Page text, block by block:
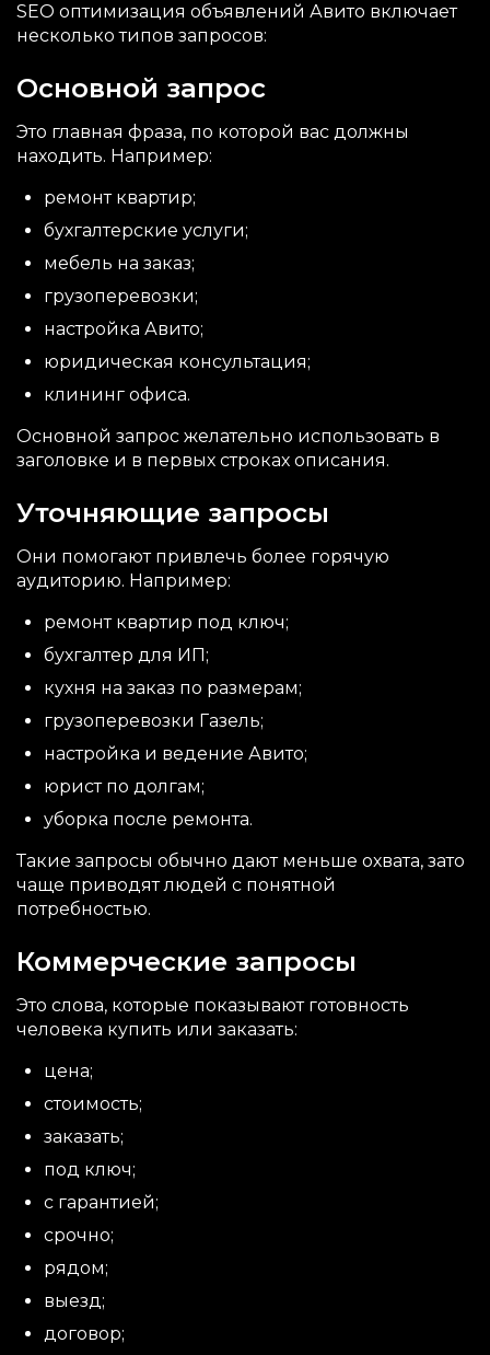
SEO оптимизация объявлений Авито включает
несколько типов запросов:
Основной запрос
Это главная фраза, по которой вас должны
находить. Например:
ремонт квартир;
бухгалтерские услуги;
мебель на заказ;
грузоперевозки;
настройка Авито;
юридическая консультация;
клининг офиса.
Основной запрос желательно использовать в
заголовке и в первых строках описания.
Уточняющие запросы
Они помогают привлечь более горячую
аудиторию. Например:
ремонт квартир под ключ;
бухгалтер для ИП;
кухня на заказ по размерам;
грузоперевозки Газель;
настройка и ведение Авито;
юрист по долгам;
уборка после ремонта.
Такие запросы обычно дают меньше охвата, зато
чаще приводят людей с понятной
потребностью.
Коммерческие запросы
Это слова, которые показывают готовность
человека купить или заказать:
цена;
стоимость;
заказать;
под ключ;
с гарантией;
срочно;
рядом;
выезд;
договор;